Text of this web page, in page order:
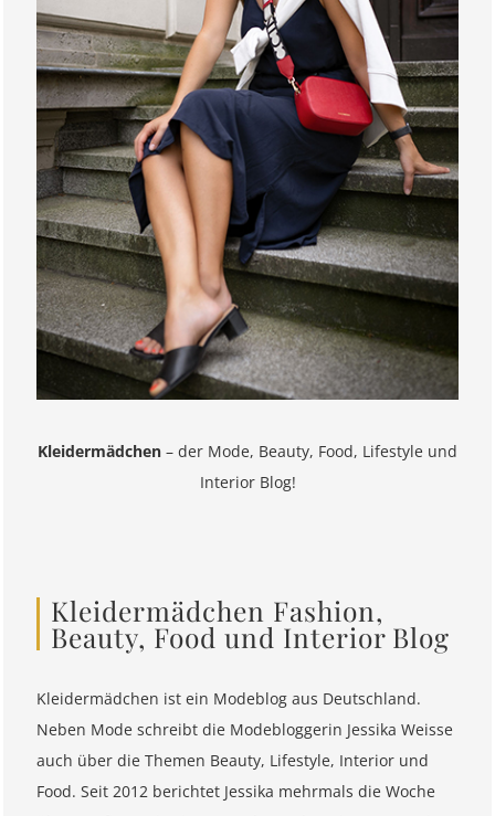
Kleidermädchen – der Mode, Beauty, Food, Lifestyle und
Interior Blog!
Kleidermädchen Fashion,
Beauty, Food und Interior Blog
Kleidermädchen ist ein Modeblog aus Deutschland.
Neben Mode schreibt die Modebloggerin Jessika Weisse
auch über die Themen Beauty, Lifestyle, Interior und
Food. Seit 2012 berichtet Jessika mehrmals die Woche